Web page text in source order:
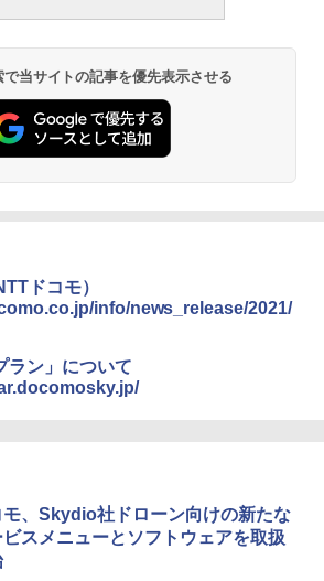
当サイトの記事を優先表示させる
ドコモ）
info/news_release/2021/
ラン」について
モ、Skydio社ドローン向けの新たな
スメニューとソフトウェアを取扱